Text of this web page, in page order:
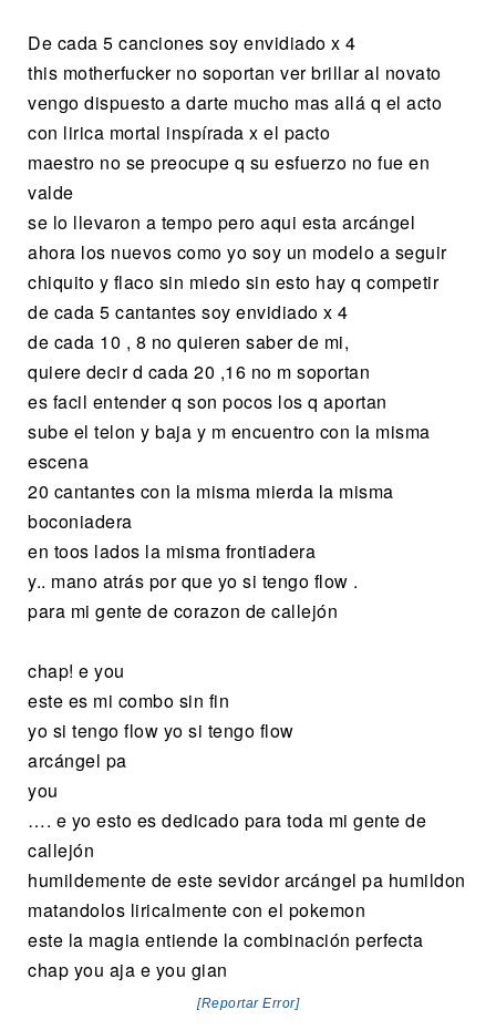
De cada 5 canciones soy envidiado x 4
this motherfucker no soportan ver brillar al novato
vengo dispuesto a darte mucho mas allá q el acto
con lirica mortal inspírada x el pacto
maestro no se preocupe q su esfuerzo no fue en
valde
se lo llevaron a tempo pero aqui esta arcángel
ahora los nuevos como yo soy un modelo a seguir
chiquito y flaco sin miedo sin esto hay q competir
de cada 5 cantantes soy envidiado x 4
de cada 10 , 8 no quieren saber de mi,
quiere decir d cada 20 ,16 no m soportan
es facil entender q son pocos los q aportan
sube el telon y baja y m encuentro con la misma
escena
20 cantantes con la misma mierda la misma
boconiadera
en toos lados la misma frontiadera
y.. mano atrás por que yo si tengo flow .
para mi gente de corazon de callejón
chap! e you
este es mi combo sin fin
yo si tengo flow yo si tengo flow
arcángel pa
you
…. e yo esto es dedicado para toda mi gente de
callejón
humildemente de este sevidor arcángel pa humildon
matandolos liricalmente con el pokemon
este la magia entiende la combinación perfecta
chap you aja e you gian
[Reportar Error]